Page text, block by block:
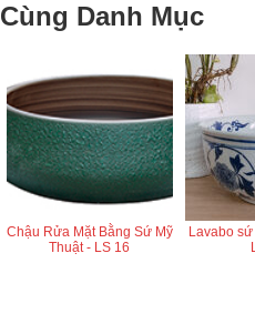
Cùng Danh Mục
Chậu Rửa Mặt Bằng Sứ Mỹ
Thuật - LS 16
Lavabo